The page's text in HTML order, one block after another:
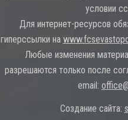
условии
Для интернет-ресурсов
гиперссылки на
Любые изменения
разрешаются только после
email:
Создание сайта: